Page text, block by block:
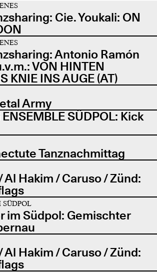
Cie. Youkali: ON
Antonio Ramón
VON HINTEN
KNIE INS AUGE (AT)
Army
SÜDPOL: Kick
Tanznachmittag
Al Hakim / Caruso / Zünd:
im Südpol: Gemischter
Al Hakim / Caruso / Zünd: